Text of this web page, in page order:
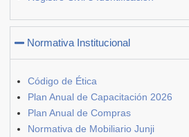
Normativa Institucional
Código de Ética
Plan Anual de Capacitación 2026
Plan Anual de Compras
Normativa de Mobiliario Junji